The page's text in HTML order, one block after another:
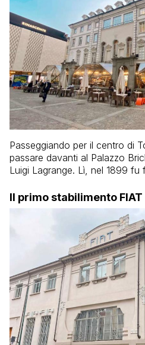
Passeggiando per il centro di
passare davanti al Palazzo
Luigi Lagrange. Lì, nel 1899 fu
Il primo stabilimento FIAT